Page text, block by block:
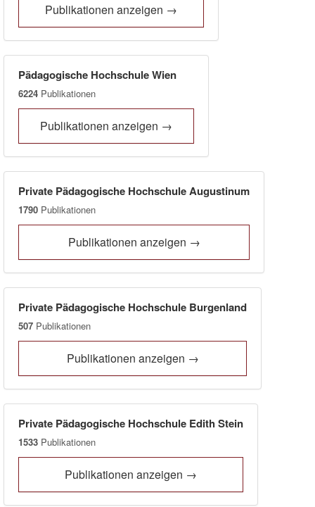
Publikationen anzeigen →
Pädagogische Hochschule Wien
6224 Publikationen
Publikationen anzeigen →
Private Pädagogische Hochschule Augustinum
1790 Publikationen
Publikationen anzeigen →
Private Pädagogische Hochschule Burgenland
507 Publikationen
Publikationen anzeigen →
Private Pädagogische Hochschule Edith Stein
1533 Publikationen
Publikationen anzeigen →